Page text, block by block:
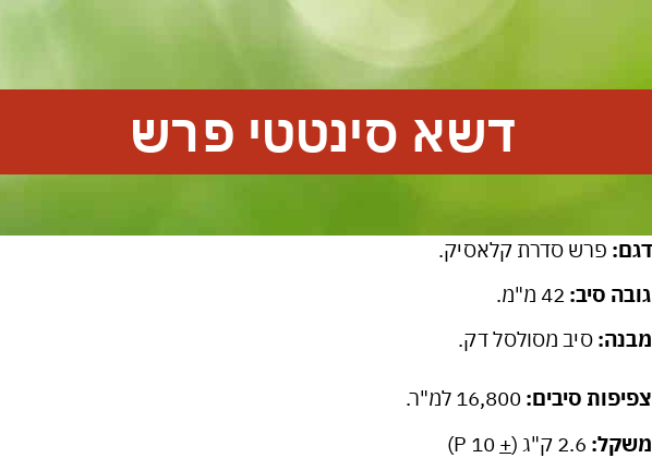
דשא סינטטי פרש
דגם: פרש סדרת קלאסיק.
גובה סיב: 42 מ"מ.
מבנה: סיב מסולסל דק.
צפיפות סיבים:
משקל:
+